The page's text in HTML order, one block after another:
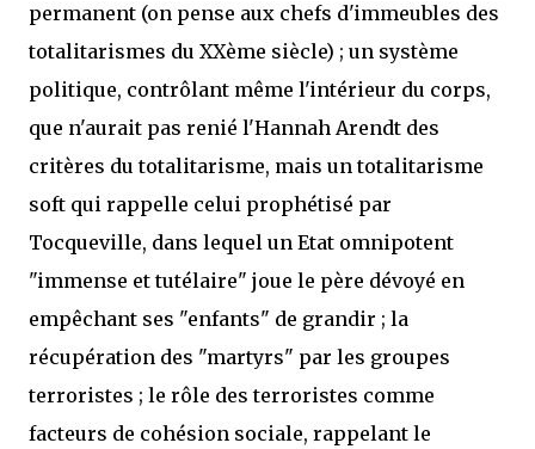
permanent (on pense aux chefs d'immeubles des
totalitarismes du XXème siècle) ; un système
politique, contrôlant même l'intérieur du corps,
que n'aurait pas renié l'Hannah Arendt des
critères du totalitarisme, mais un totalitarisme
soft qui rappelle celui prophétisé par
Tocqueville, dans lequel un Etat omnipotent
"immense et tutélaire" joue le père dévoyé en
empêchant ses "enfants" de grandir ; la
récupération des "martyrs" par les groupes
terroristes ; le rôle des terroristes comme
facteurs de cohésion sociale, rappelant le